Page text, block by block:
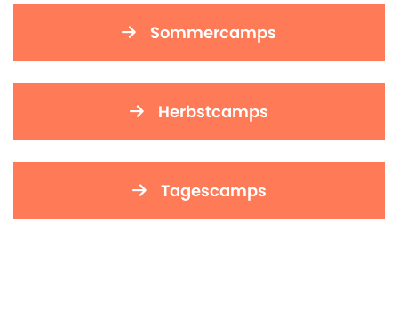
Sommercamps
Herbstcamps
Tagescamps